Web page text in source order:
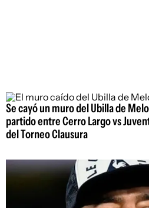
Se cayó un muro del Ubilla de
partido entre Cerro Largo vs
del Torneo Clausura